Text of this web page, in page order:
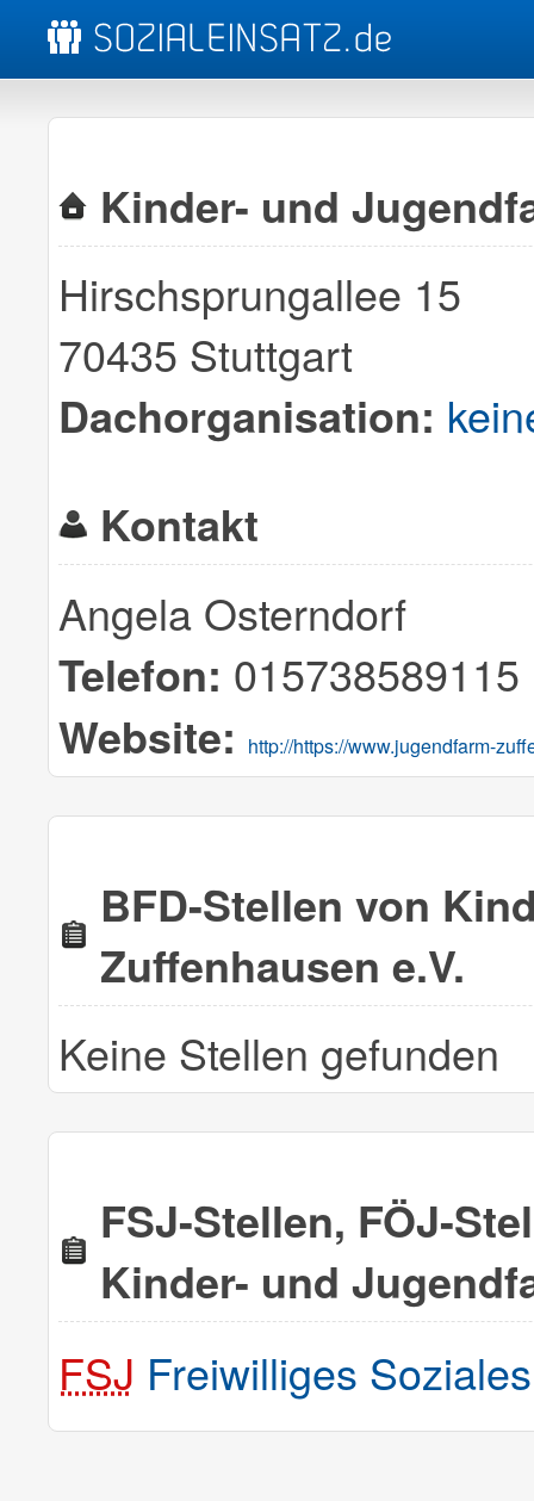
Kinder- und
Hirschsprungallee 15
70435 Stuttgart
Dachorganisation:
Kontakt
Angela Osterndorf
Telefon: 015738589115
Website:
http://https://www.jugendfarm-
BFD-Stellen von
Zuffenhausen e.V.
Keine Stellen gefunden
FSJ-Stellen, FÖJ-
Kinder- und
FSJ Freiwilliges